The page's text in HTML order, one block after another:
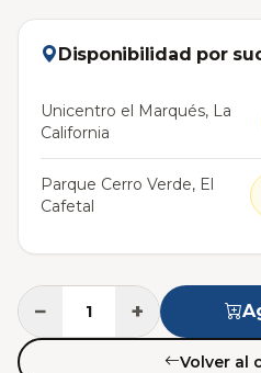
Disponibilidad por
Unicentro el Marqués, La
California
Parque Cerro Verde, El
Cafetal
− +
Volver al